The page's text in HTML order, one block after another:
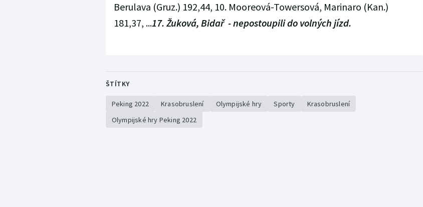
Berulava (Gruz.) 192,44, 10. Mooreová-Towersová, Marinaro (Kan.)
181,37, ...17. Žuková, Bidař - nepostoupili do volných jízd.
ŠTÍTKY
Peking 2022 Krasobruslení Olympijské hry Sporty
Krasobruslení
Olympijské hry Peking 2022